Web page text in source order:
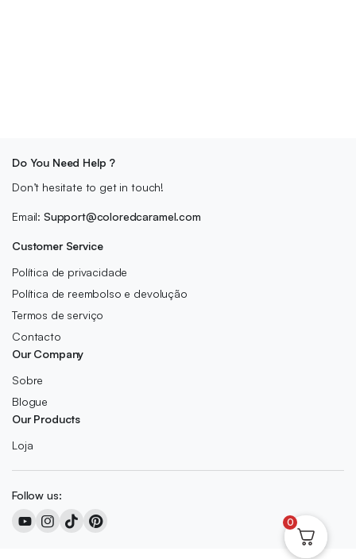
Do You Need Help ?
Don’t hesitate to get in touch!
Email: Support@coloredcaramel.com
Customer Service
Política de privacidade
Política de reembolso e devolução
Termos de serviço
Contacto
Our Company
Sobre
Blogue
Our Products
Loja
Follow us:
0